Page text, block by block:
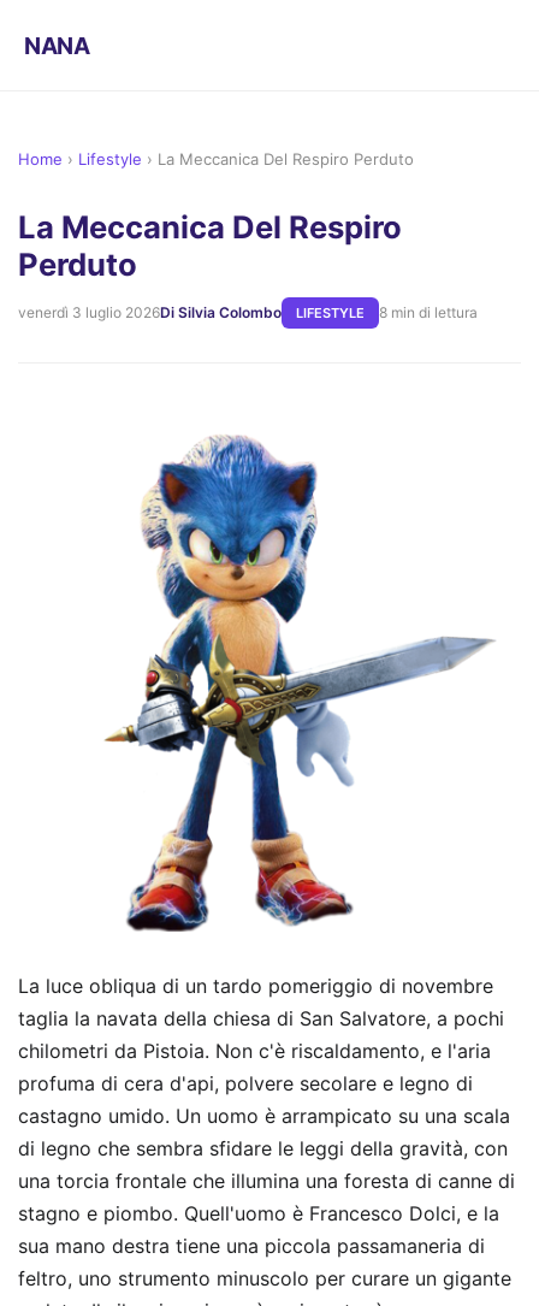
NANA
Home › Lifestyle › La Meccanica Del Respiro Perduto
La Meccanica Del Respiro
Perduto
venerdì 3 luglio 2026Di Silvia Colombo LIFESTYLE 8 min di lettura
La luce obliqua di un tardo pomeriggio di novembre
taglia la navata della chiesa di San Salvatore, a pochi
chilometri da Pistoia. Non c'è riscaldamento, e l'aria
profuma di cera d'api, polvere secolare e legno di
castagno umido. Un uomo è arrampicato su una scala
di legno che sembra sfidare le leggi della gravità, con
una torcia frontale che illumina una foresta di canne di
stagno e piombo. Quell'uomo è Francesco Dolci, e la
sua mano destra tiene una piccola passamaneria di
feltro, uno strumento minuscolo per curare un gigante